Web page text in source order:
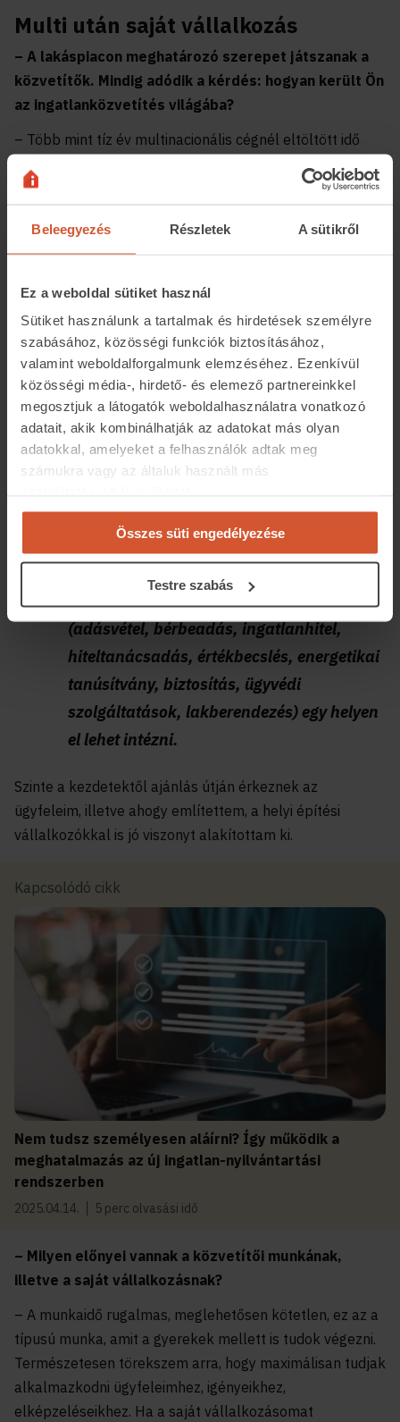
Beleegyezés Részletek A sütikről
Ez a weboldal sütiket használ
Sütiket használunk a tartalmak és hirdetések személyre
szabásához, közösségi funkciók biztosításához,
valamint weboldalforgalmunk elemzéséhez. Ezenkívül
közösségi média-, hirdető- és elemező partnereinkkel
megosztjuk a látogatók weboldalhasználatra vonatkozó
adatait, akik kombinálhatják az adatokat más olyan
adatokkal, amelyeket a felhasználók adtak meg
számukra vagy az általuk használt más
Összes süti engedélyezése
Testre szabás
Multi után saját vállalkozás
– A lakáspiacon meghatározó szerepet játszanak a
közvetítők. Mindig adódik a kérdés: hogyan került Ön
az ingatlanközvetítés világába?
– Több mint tíz év multinacionális cégnél eltöltött idő
után rájöttem, hogy nagyobb szabadságra és több
kreativitásra vágyom, ezért az energiámat tanulásra és
fejlődésre fordítottam. Mindig is érdekeltek az
ingatlanok, így először – közel 10 éve –
ingatlanközvetítőként indítottam el saját
vállalkozásomat, majd nem sokkal később kezdő
megtapasztaltam, hogy egy teljes lakás vagy ház
berendezése, az igények és a lehetőségek
összehangolása rengeteg időt, energiát, valamint
egyfajta speciális hozzáállást
igényel. Ingatlanközvetítőként és lakberendezőként
teljeskörű szolgáltatást nyújtok megbízóimnak: az
ingatlan berendezéséig.
ingatlannal kapcsolatos szolgáltatást
(adásvétel, bérbeadás, ingatlanhitel,
hiteltanácsadás, értékbecslés, energetikai
tanúsítvány, biztosítás, ügyvédi
szolgáltatások, lakberendezés) egy helyen
el lehet intézni.
Szinte a kezdetektől ajánlás útján érkeznek az
ügyfeleim, illetve ahogy említettem, a helyi építési
vállalkozókkal is jó viszonyt alakítottam ki.
Kapcsolódó cikk
Nem tudsz személyesen aláírni? Így működik a
meghatalmazás az új ingatlan-nyilvántartási
rendszerben
2025.04.14. 5 perc olvasási idő
– Milyen előnyei vannak a közvetítői munkának,
illetve a saját vállalkozásnak?
– A munkaidő rugalmas, meglehetősen kötetlen, ez az a
típusú munka, amit a gyerekek mellett is tudok végezni.
Természetesen törekszem arra, hogy maximálisan tudjak
alkalmazkodni ügyfeleimhez, igényeikhez,
elképzeléseikhez. Ha a saját vállalkozásomat